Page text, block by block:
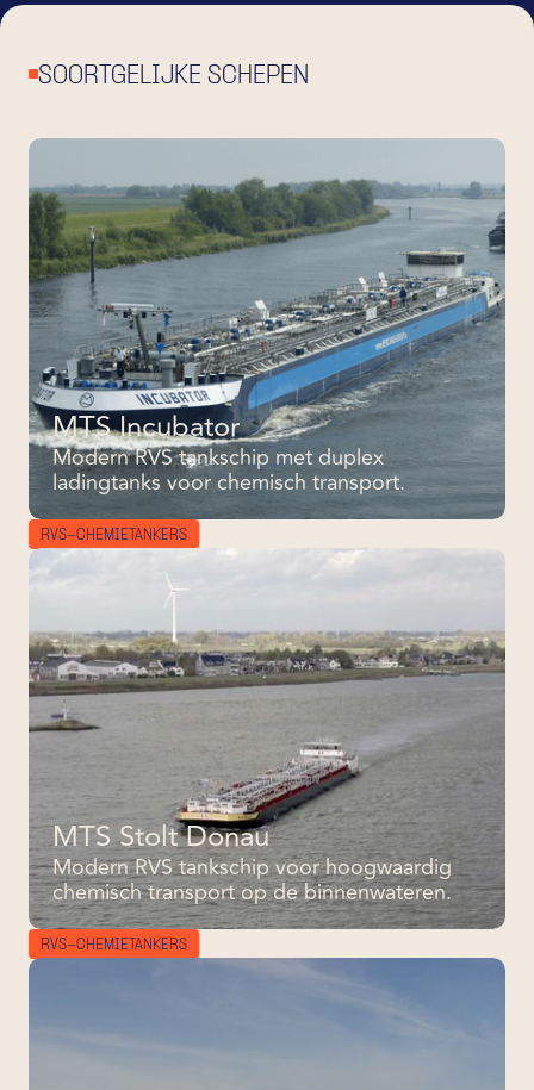
SOORTGELIJKE SCHEPEN
RVS-CHEMIETANKERS
MTS Incubator
Modern RVS tankschip met duplex
ladingtanks voor chemisch transport.
RVS-CHEMIETANKERS
MTS Stolt Donau
Modern RVS tankschip voor hoogwaardig
chemisch transport op de binnenwateren.